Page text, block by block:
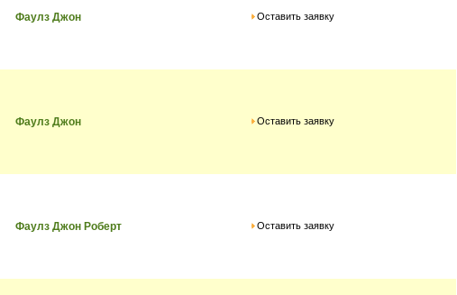
Фаулз Джон Оставить заявку
Фаулз Джон Оставить заявку
Фаулз Джон Роберт Оставить заявку